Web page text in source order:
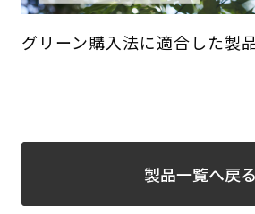
グリーン購入法に適合した製品
製品一覧へ戻る